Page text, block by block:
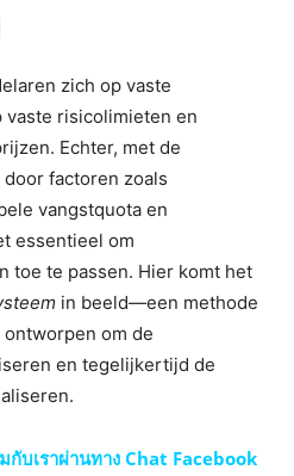
zich op vaste
vaste risicolimieten en
Echter, met de
factoren zoals
vangstquota en
essentieel om
toe te passen. Hier komt het
in beeld—een methode
om de
en tegelijkertijd de
กับเราผ่านทาง Chat Facebook